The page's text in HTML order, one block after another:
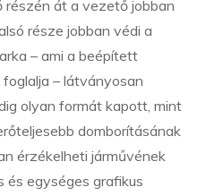
részén át a vezető jobban
része jobban védi a
– ami a beépített
– látványosan
olyan formát kapott, mint
domborításának
érzékelheti járművének
és egységes grafikus